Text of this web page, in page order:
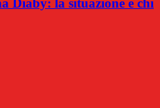
Diaby: la situazione e chi